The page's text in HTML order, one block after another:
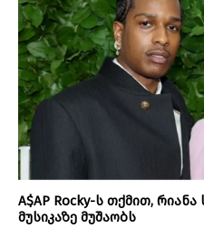
A$AP Rocky-ს თქმით,
მუსიკაზე მუშაობს